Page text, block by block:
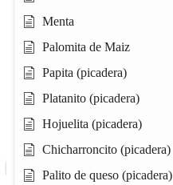
Menta
Palomita de Maiz
Papita (picadera)
Platanito (picadera)
Hojuelita (picadera)
Chicharroncito (picadera)
Palito de queso (picadera)